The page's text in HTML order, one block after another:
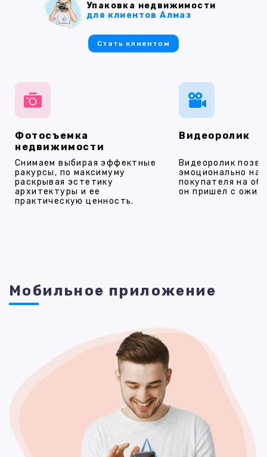
Фотосъемка
недвижимости
Снимаем выбирая эффектные
ракурсы, по максимуму
раскрывая эстетику
архитектуры и ее
практическую ценность.
Видеоролик
Видеоролик
эмоционально
покупателя на
он пришел с
Упаковка недвижимости
для клиентов Алмаз
Стать клиентом
Мобильное приложение